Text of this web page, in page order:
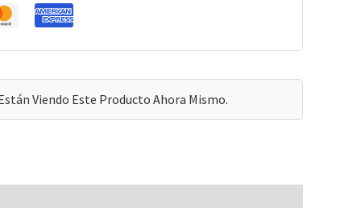
Viendo Este Producto Ahora Mismo.